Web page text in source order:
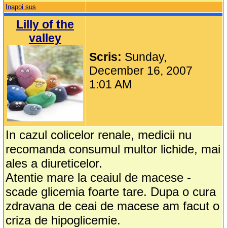
Inapoi sus
Lilly of the
valley
Scris: Sunday,
December 16, 2007
1:01 AM
In cazul colicelor renale, medicii nu
recomanda consumul multor lichide, mai
ales a diureticelor.
Atentie mare la ceaiul de macese -
scade glicemia foarte tare. Dupa o cura
zdravana de ceai de macese am facut o
criza de hipoglicemie.